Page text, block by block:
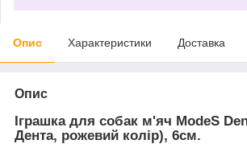
Опис Характеристики Доставка
Опис
Іграшка для собак м'яч ModeS
Дента, рожевий колір), 6см.